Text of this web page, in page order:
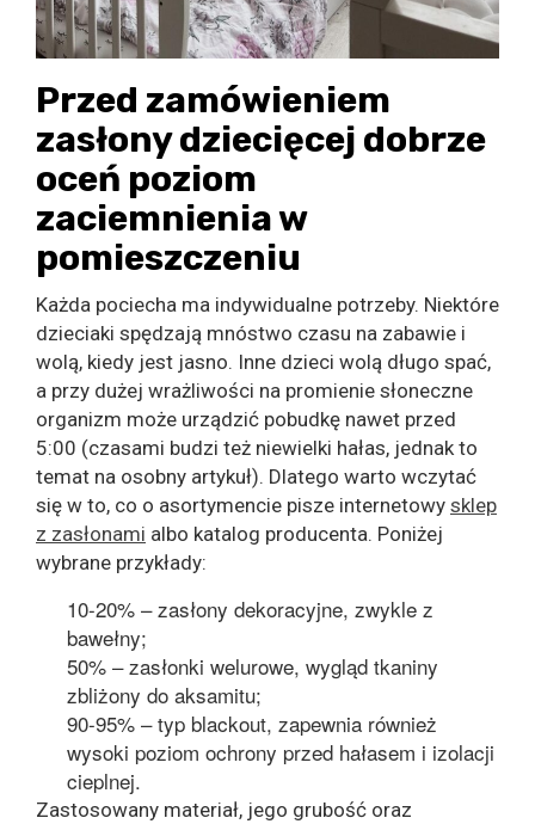
Przed zamówieniem
zasłony dziecięcej dobrze
oceń poziom
zaciemnienia w
pomieszczeniu
Każda pociecha ma indywidualne potrzeby. Niektóre
dzieciaki spędzają mnóstwo czasu na zabawie i
wolą, kiedy jest jasno. Inne dzieci wolą długo spać,
a przy dużej wrażliwości na promienie słoneczne
organizm może urządzić pobudkę nawet przed
5:00 (czasami budzi też niewielki hałas, jednak to
temat na osobny artykuł). Dlatego warto wczytać
się w to, co o asortymencie pisze internetowy sklep
z zasłonami albo katalog producenta. Poniżej
wybrane przykłady:
10-20% – zasłony dekoracyjne, zwykle z
bawełny;
50% – zasłonki welurowe, wygląd tkaniny
zbliżony do aksamitu;
90-95% – typ blackout, zapewnia również
wysoki poziom ochrony przed hałasem i izolacji
cieplnej.
Zastosowany materiał, jego grubość oraz